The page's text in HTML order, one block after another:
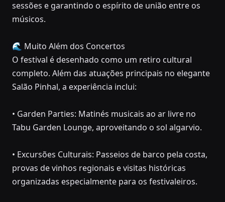
sessões e garantindo o espírito de união entre os
músicos.
🌊 Muito Além dos Concertos
O festival é desenhado como um retiro cultural
completo. Além das atuações principais no elegante
Salão Pinhal, a experiência inclui:
• Garden Parties: Matinés musicais ao ar livre no
Tabu Garden Lounge, aproveitando o sol algarvio.
• Excursões Culturais: Passeios de barco pela costa,
provas de vinhos regionais e visitas históricas
organizadas especialmente para os festivaleiros.